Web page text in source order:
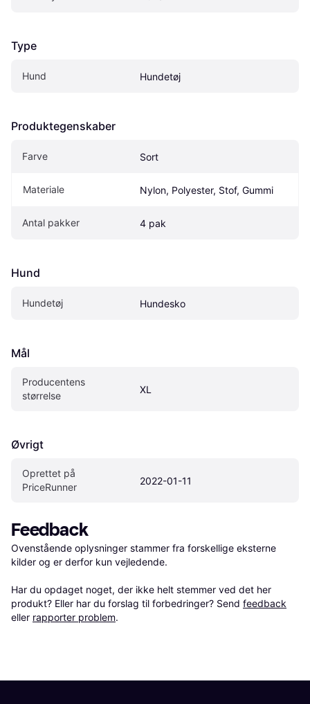
Type
Hund Hundetøj
Produktegenskaber
Farve Sort
Materiale Nylon, Polyester, Stof, Gummi
Antal pakker 4 pak
Hund
Hundetøj Hundesko
Mål
Producentens
størrelse
XL
Øvrigt
Oprettet på
PriceRunner
2022-01-11
Feedback
Ovenstående oplysninger stammer fra forskellige eksterne
kilder og er derfor kun vejledende.
Har du opdaget noget, der ikke helt stemmer ved det her
produkt? Eller har du forslag til forbedringer? Send feedback
eller rapporter problem.